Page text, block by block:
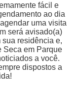
fácil e
ao dia
uma visita
será avisado(a)
residência e,
Seca em Parque
a você.
dispostos a